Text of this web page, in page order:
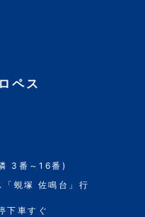
ペス
3番～16番)
蜆塚 佐鳴台」行
下車すぐ